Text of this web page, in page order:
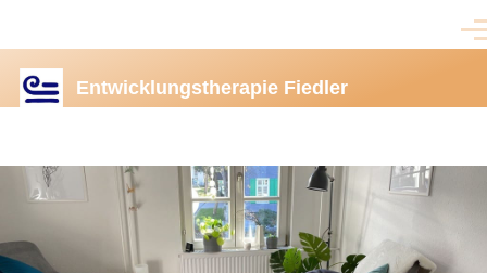
Entwicklungstherapie Fiedler